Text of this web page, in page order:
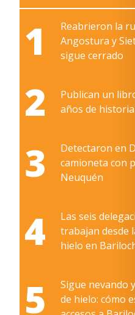
1
Reabrieron la
Angostura y
sigue cerrado
2
Publican un
años de
3
Detectaron en
camioneta con
Neuquén
4
Las seis
trabajan desde
hielo en
5
Sigue nevando
de hielo: cómo